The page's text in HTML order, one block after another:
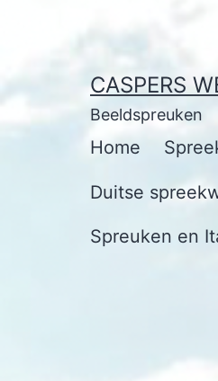
inhoud
CASPERS
Beeldspreuken
Home
Duitse
Spreuken en